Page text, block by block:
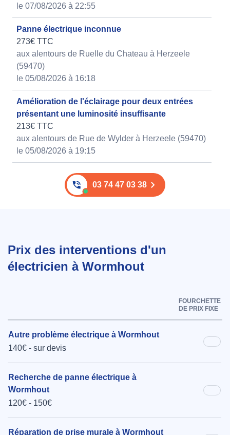
le 07/08/2026 à 22:55
Panne électrique inconnue
273€ TTC
aux alentours de Ruelle du Chateau à Herzeele
(59470)
le 05/08/2026 à 16:18
Amélioration de l'éclairage pour deux entrées
présentant une luminosité insuffisante
213€ TTC
aux alentours de Rue de Wylder à Herzeele (59470)
le 05/08/2026 à 19:15
03 74 47 03 38
Prix des interventions d'un
électricien à Wormhout
FOURCHETTE
DE PRIX FIXE
Autre problème électrique à Wormhout
140€ - sur devis
Recherche de panne électrique à
Wormhout
120€ - 150€
Réparation de prise murale à Wormhout